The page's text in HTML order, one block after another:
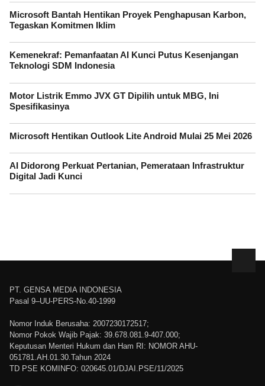
Microsoft Bantah Hentikan Proyek Penghapusan Karbon,
Tegaskan Komitmen Iklim
Kemenekraf: Pemanfaatan AI Kunci Putus Kesenjangan
Teknologi SDM Indonesia
Motor Listrik Emmo JVX GT Dipilih untuk MBG, Ini
Spesifikasinya
Microsoft Hentikan Outlook Lite Android Mulai 25 Mei 2026
AI Didorong Perkuat Pertanian, Pemerataan Infrastruktur
Digital Jadi Kunci
PT. GENSA MEDIA INDONESIA
Pasal 9–UU-PERS-No.40-1999
Nomor Induk Berusaha: 2007230172517;
Nomor Pokok Wajib Pajak: 39.678.081.9-407.000;
Keputusan Menteri Hukum dan Ham RI: NOMOR AHU-
051781.AH.01.30.Tahun 2024
TD PSE KOMINFO: 020645.01/DJAI.PSE/11/2025